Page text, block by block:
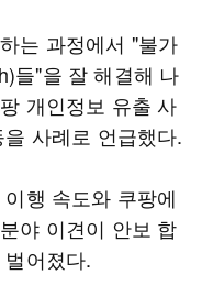
는 과정에서 "불가
들"을 잘 해결해 나
개인정보 유출 사
사례로 언급했다.
행 속도와 쿠팡에
야 이견이 안보 합
어졌다.